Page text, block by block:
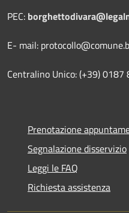
PEC:
E- mail:
Centralino Unico: (+39) 0187
Prenotazione
Segnalazione disservizio
Leggi le FAQ
Richiesta assistenza